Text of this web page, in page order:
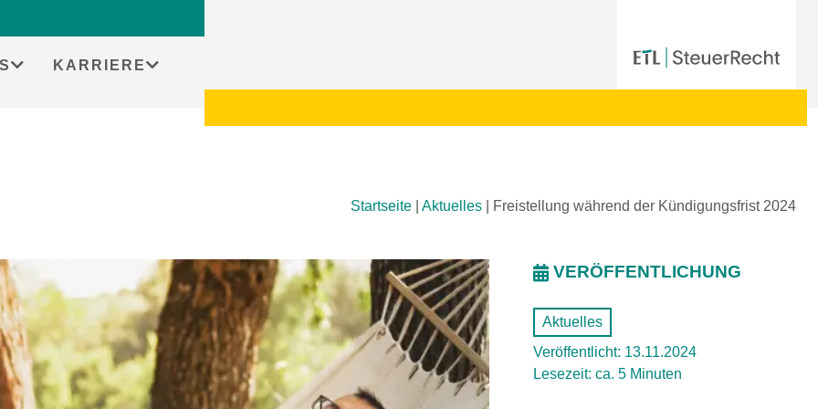
KARRIERE
Startseite Aktuelles Freistellung während der Kündigungsfrist 2024
VERÖFFENTLICHUNG
Aktuelles
Veröffentlicht: 13.11.2024
Lesezeit: ca. 5 Minuten